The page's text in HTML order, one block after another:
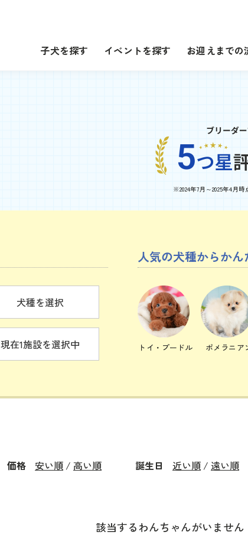
子犬を探す イベントを探す お迎えまでの
※2024年7月～2025年4月時
犬種を選択
現在1施設を選択中
人気の犬種からかん
トイ・プードル ポメラニア
価格安い順 / 高い順 誕生日近い順 / 遠い順
該当するわんちゃんがいません